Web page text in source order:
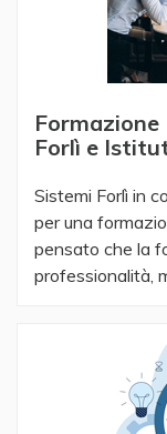
Forlì e
Sistemi Forlì in
per una
pensato che la
professionalità,